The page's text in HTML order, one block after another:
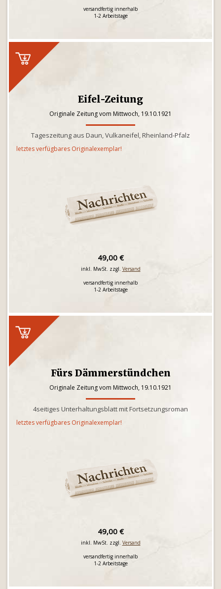
versandfertig innerhalb
1-2 Arbeitstage
Eifel-Zeitung
Originale Zeitung vom Mittwoch, 19.10.1921
Tageszeitung aus Daun, Vulkaneifel, Rheinland-Pfalz
letztes verfügbares Originalexemplar!
49,00 €
inkl. MwSt. zzgl. Versand
versandfertig innerhalb
1-2 Arbeitstage
Fürs Dämmerstündchen
Originale Zeitung vom Mittwoch, 19.10.1921
4seitiges Unterhaltungsblatt mit Fortsetzungsroman
letztes verfügbares Originalexemplar!
49,00 €
inkl. MwSt. zzgl. Versand
versandfertig innerhalb
1-2 Arbeitstage